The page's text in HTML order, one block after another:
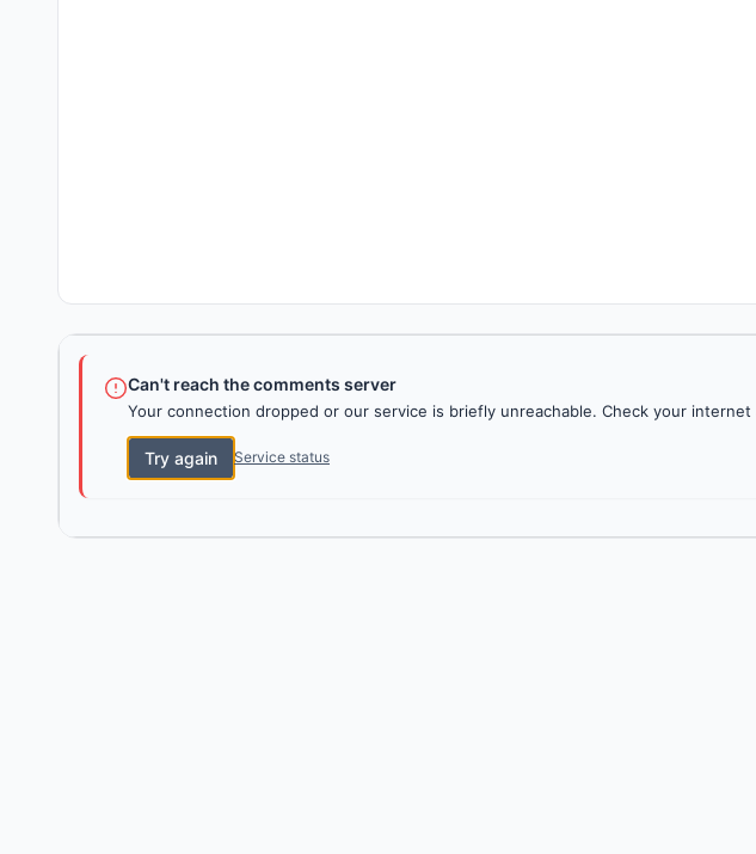
Can't reach the comments server
Your connection dropped or our service is briefly unreachable. Check your internet
Try again Service status